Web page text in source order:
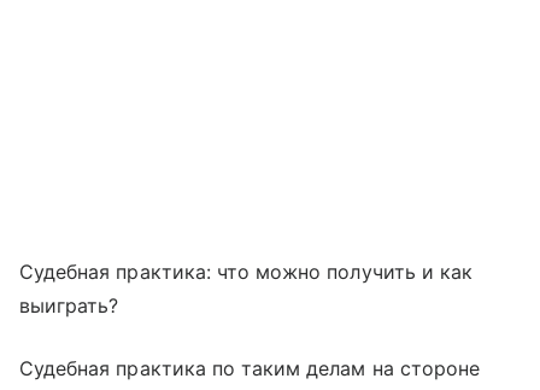
Судебная практика: что можно получить и как
выиграть?
Судебная практика по таким делам на стороне